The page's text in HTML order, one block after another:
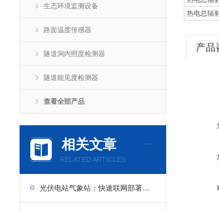
生态环境监测设备
路面温度传感器
隧道洞内照度检测器
隧道能见度检测器
查看全部产品
相关文章
RELATED ARTICLES
光伏电站气象站：快速联网部署，缩短建设周期
热电总辐
产品